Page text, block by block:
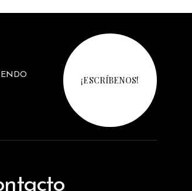
¡ESCRÍBENOS!